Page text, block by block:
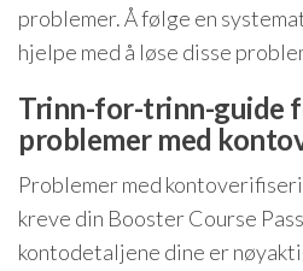
problemer. Å følge en
hjelpe med å løse disse
Trinn-for-trinn-guide
problemer med
Problemer med
kreve din Booster Course
kontodetaljene dine er